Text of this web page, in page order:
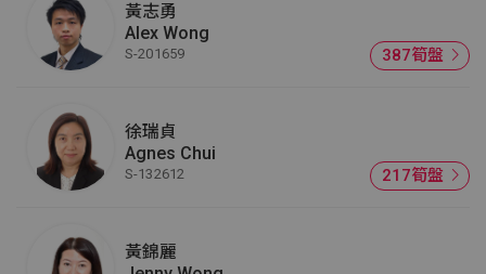
黃志勇
Alex Wong
S-201659 387筍盤
徐瑞貞
Agnes Chui
S-132612 217筍盤
黃錦麗